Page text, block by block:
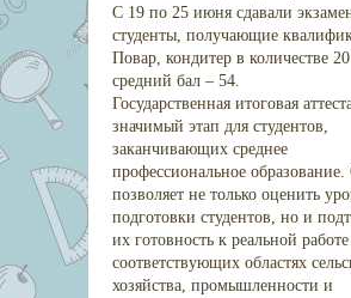
С 19 по 25 июня сдавали
студенты, получающие
Повар, кондитер в количестве
средний бал – 54.
Государственная итоговая
значимый этап для студентов,
заканчивающих среднее
профессиональное
позволяет не только оценить
подготовки студентов, но и
их готовность к реальной
соответствующих областях
хозяйства, промышленности и